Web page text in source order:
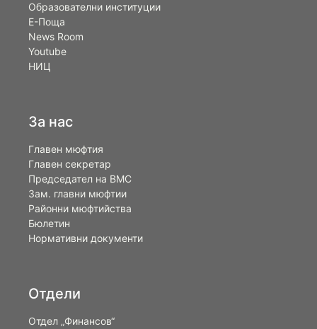
Образователни институции
Е-Поща
News Room
Youtube
НИЦ
За нас
Главен мюфтия
Главен секретар
Председател на ВМС
Зам. главни мюфтии
Районни мюфтийства
Бюлетин
Нормативни документи
Отдели
Отдел „Финансов“